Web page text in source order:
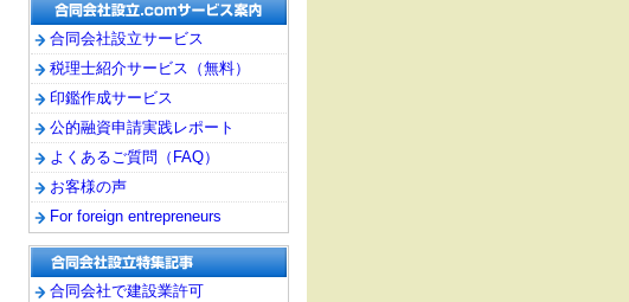
合同会社設立サービス
税理士紹介サービス（無料）
印鑑作成サービス
公的融資申請実践レポート
よくあるご質問（FAQ）
お客様の声
For foreign entrepreneurs
合同会社で建設業許可